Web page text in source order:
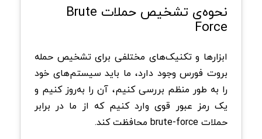
نحوه‌ی تشخیص حملات Brute
Force
ابزارها و تکنیک‌های مختلفی برای تشخیص حمله
بروت فورس وجود دارد، ما باید سیستم‌های خود
را به طور منظم بررسی کنیم، آن را به‌روز کنیم و
یک رمز عبور قوی وارد کنیم که از ما در برابر
حملات brute-force محافظت کند.